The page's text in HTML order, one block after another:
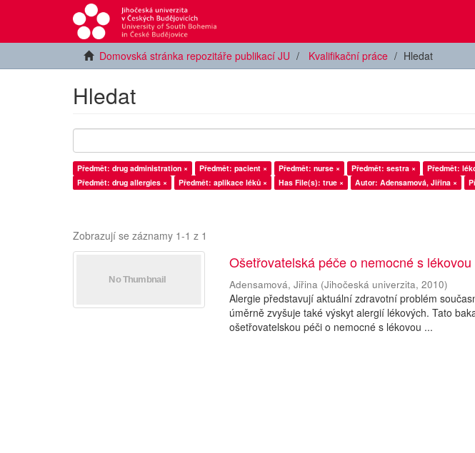
Domovská stránka repozitáře publikací JU Kvalifikační práce Hledat
Hledat
Předmět: drug administration × Předmět: pacient × Předmět: nurse × Předmět: sestra × Předmět:
Předmět: drug allergies ×
Předmět: aplikace léků × Has File(s): true × Autor: Adensamová, Jiřina ×
Zobrazují se záznamy 1-1 z 1
Ošetřovatelská péče o nemocné s
Adensamová, Jiřina (Jihočeská univerzita,2010)
Alergie představují aktuální zdravotní problém
úměrně zvyšuje také výskyt alergií lékových. Tato
ošetřovatelskou péči o nemocné s lékovou ...